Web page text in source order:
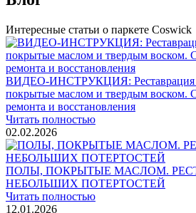
Интересные статьи о паркете Coswick
ВИДЕО-ИНСТРУКЦИЯ: Реставрация
покрытые маслом и твердым воском.
ремонта и восстановления
Читать полностью
02.02.2026
ПОЛЫ, ПОКРЫТЫЕ МАСЛОМ.
НЕБОЛЬШИХ ПОТЕРТОСТЕЙ
Читать полностью
12.01.2026